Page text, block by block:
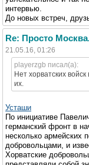
интервью.
До новых встреч,
Re: Просто
21.05.16, 01:26
playerzgb писал(а):
Нет хорватских
их.
Усташи
По инициативе
германский фронт в
несколько армейских
добровольцами, и
Хорватские